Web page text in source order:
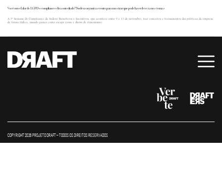
Você ouve falar de LGPD e compliance e fica entediado? Sodexo organiza evento para mostrar que pode haver leveza nos temas
A 3ª Semana do Compliance da Sodexo Benefícios e Incentivos, que acontece entre 9 e 13 de novembro, traz conceitos e treinamentos das políticas da empresa
de forma lúdica, usando games como escape room e shows de ilusionismo.
COPYRIGHT 2026 PROJETO DRAFT – TODOS OS DIREITOS RESERVADOS